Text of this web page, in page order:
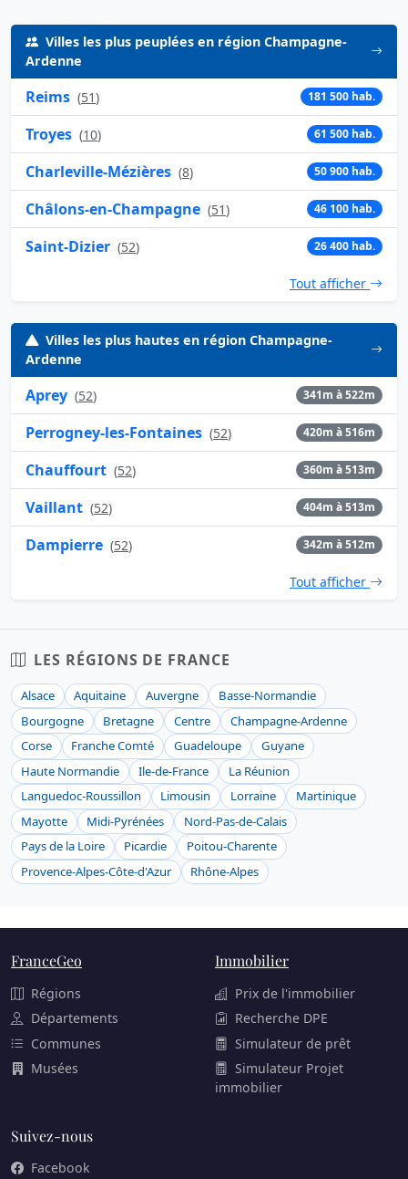
Villes les plus peuplées en région Champagne-
Ardenne
Reims (51) 181 500 hab.
Troyes (10) 61 500 hab.
Charleville-Mézières (8) 50 900 hab.
Châlons-en-Champagne (51) 46 100 hab.
Saint-Dizier (52) 26 400 hab.
Tout afficher
Villes les plus hautes en région Champagne-
Ardenne
Aprey (52) 341m à 522m
Perrogney-les-Fontaines (52) 420m à 516m
Chauffourt (52) 360m à 513m
Vaillant (52) 404m à 513m
Dampierre (52) 342m à 512m
Tout afficher
LES RÉGIONS DE FRANCE
Alsace Aquitaine Auvergne
Basse-Normandie
Bourgogne
Bretagne Centre
Champagne-Ardenne
Corse
Franche Comté Guadeloupe
Guyane
Haute Normandie
Ile-de-France
La Réunion
Languedoc-Roussillon
Limousin Lorraine
Martinique
Mayotte
Midi-Pyrénées
Nord-Pas-de-Calais
Pays de la Loire
Picardie
Poitou-Charente
Provence-Alpes-Côte-d'Azur
Rhône-Alpes
FranceGeo
Régions
Départements
Communes
Musées
Immobilier
Prix de l'immobilier
Recherche DPE
Simulateur de prêt
Simulateur Projet
immobilier
Suivez-nous
Facebook